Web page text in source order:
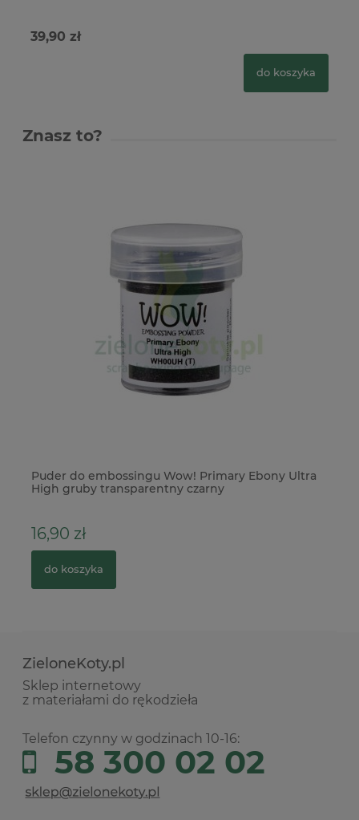
39,90 zł
do koszyka
Znasz to?
Puder do embossingu Wow! Primary Ebony Ultra
High gruby transparentny czarny
16,90 zł
do koszyka
ZieloneKoty.pl
Sklep internetowy
z materiałami do rękodzieła
Telefon czynny w godzinach 10-16:
58 300 02 02